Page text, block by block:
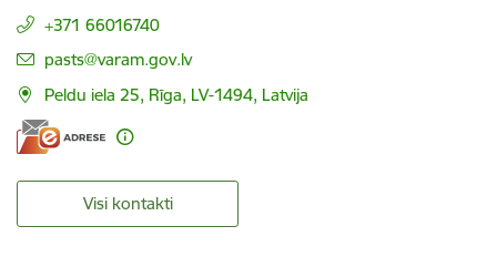
+371 66016740
E-pasts:
pasts@varam.gov.lv
Peldu iela 25, Rīga, LV-1494, Latvija
Visi kontakti